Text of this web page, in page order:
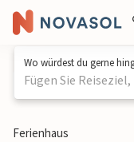
Wo würdest du gerne
Fügen Sie
1 / 1
Ferienhaus